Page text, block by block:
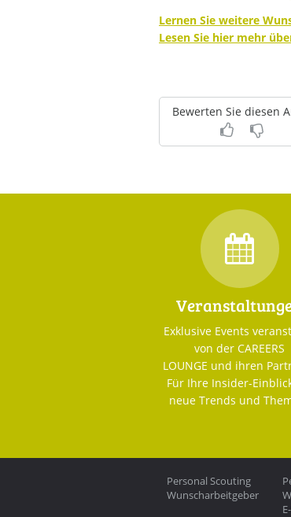
Lernen Sie weitere
Lesen Sie hier mehr
Bewerten Sie diesen
Exklusive Events
von der CAREERS
LOUNGE und ihren
Für Ihre Insider-
neue Trends und
Personal Scouting
Wunscharbeitgeber